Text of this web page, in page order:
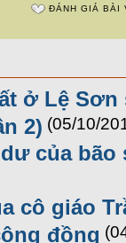
ĐÁNH GIÁ BÀI
ở Lệ Sơn
2) (05/10/
của bão
cô giáo
đồng